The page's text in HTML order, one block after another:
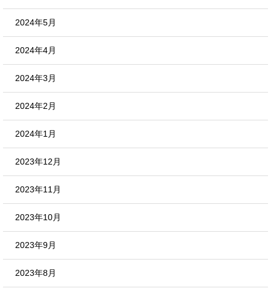
2024年5月
2024年4月
2024年3月
2024年2月
2024年1月
2023年12月
2023年11月
2023年10月
2023年9月
2023年8月